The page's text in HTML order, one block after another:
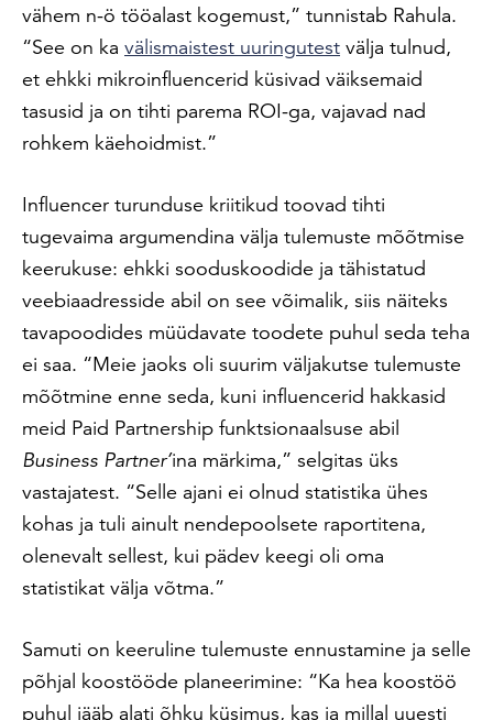
vähem n-ö tööalast kogemust,” tunnistab Rahula.
“See on ka välismaistest uuringutest välja tulnud,
et ehkki mikroinfluencerid küsivad väiksemaid
tasusid ja on tihti parema ROI-ga, vajavad nad
rohkem käehoidmist.”
Influencer turunduse kriitikud toovad tihti
tugevaima argumendina välja tulemuste mõõtmise
keerukuse: ehkki sooduskoodide ja tähistatud
veebiaadresside abil on see võimalik, siis näiteks
tavapoodides müüdavate toodete puhul seda teha
ei saa. “Meie jaoks oli suurim väljakutse tulemuste
mõõtmine enne seda, kuni influencerid hakkasid
meid Paid Partnership funktsionaalsuse abil
Business Partner’ina märkima,” selgitas üks
vastajatest. “Selle ajani ei olnud statistika ühes
kohas ja tuli ainult nendepoolsete raportitena,
olenevalt sellest, kui pädev keegi oli oma
statistikat välja võtma.”
Samuti on keeruline tulemuste ennustamine ja selle
põhjal koostööde planeerimine: “Ka hea koostöö
puhul jääb alati õhku küsimus, kas ja millal uuesti